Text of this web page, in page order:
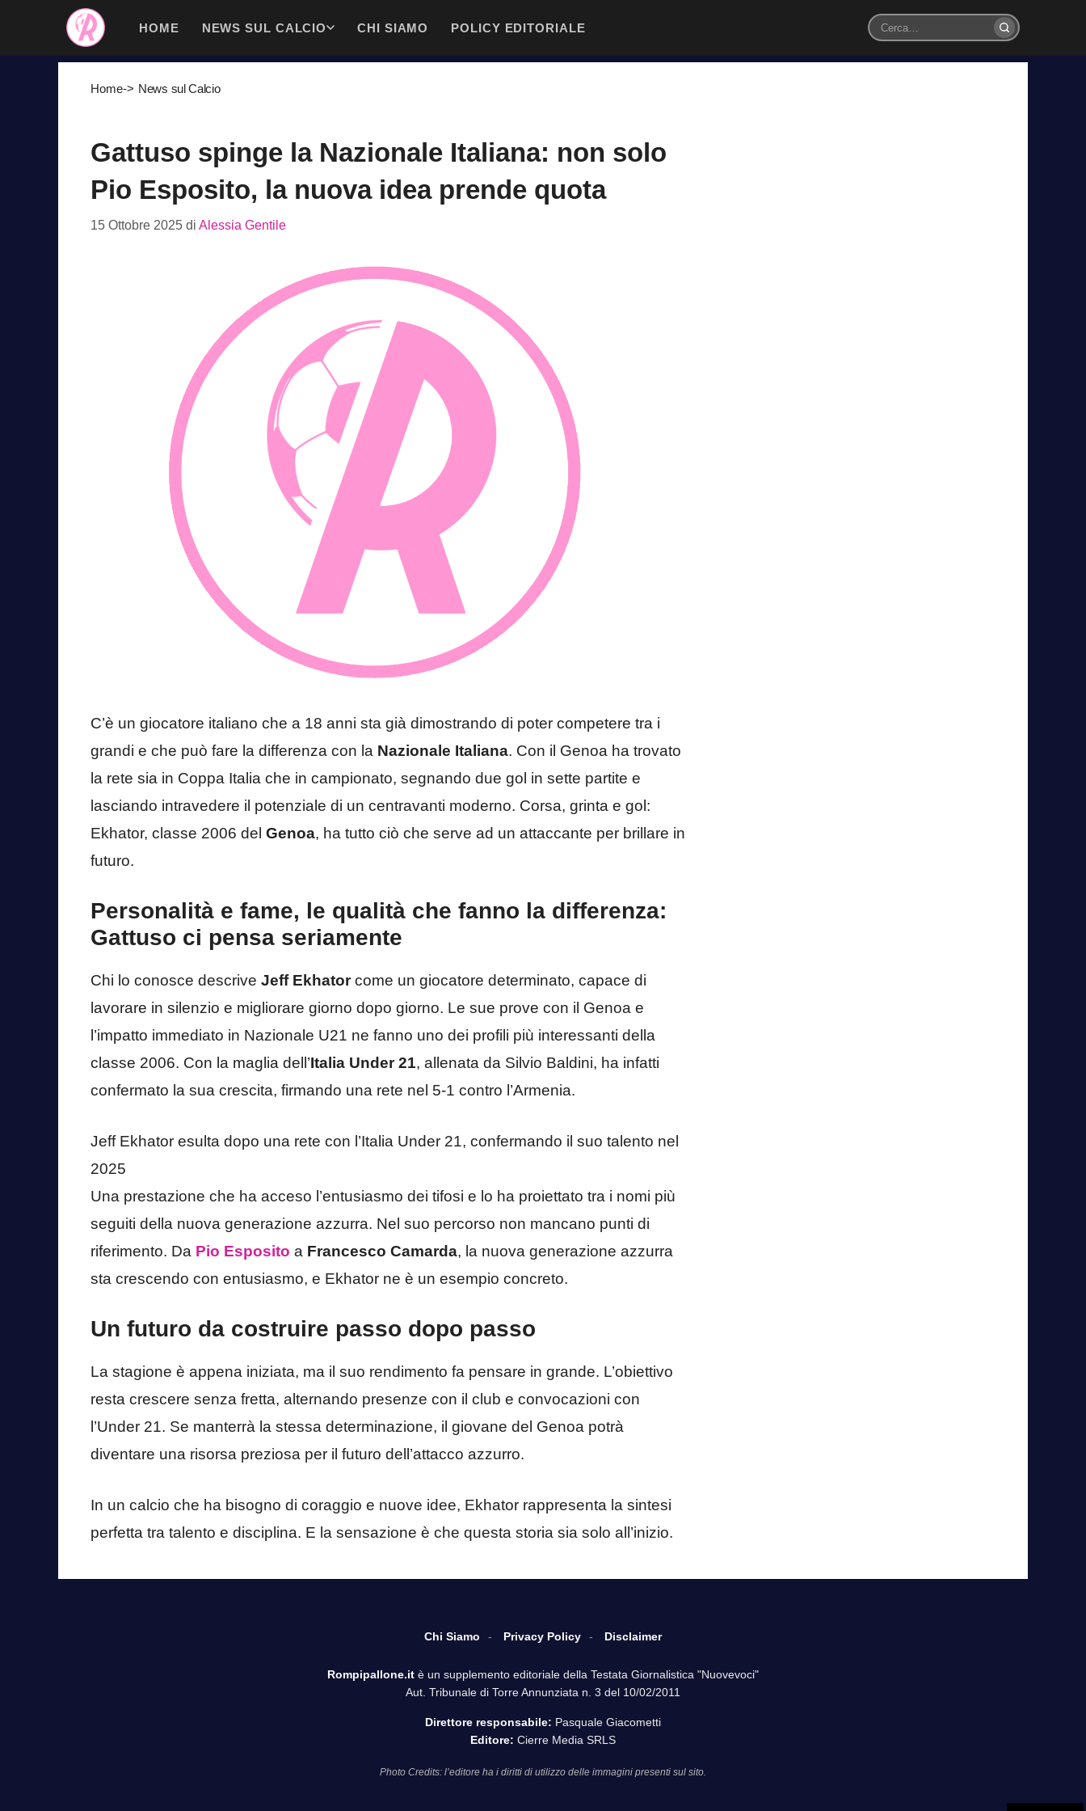
contenuto
HOME NEWS SUL CALCIO CHI SIAMO POLICY EDITORIALE
Cerca
Home-> News sul Calcio
Gattuso spinge la Nazionale Italiana: non solo
Pio Esposito, la nuova idea prende quota
15 Ottobre 2025 di Alessia Gentile
C’è un giocatore italiano che a 18 anni sta già dimostrando di poter competere tra i
grandi e che può fare la differenza con la Nazionale Italiana. Con il Genoa ha trovato
la rete sia in Coppa Italia che in campionato, segnando due gol in sette partite e
lasciando intravedere il potenziale di un centravanti moderno. Corsa, grinta e gol:
Ekhator, classe 2006 del Genoa, ha tutto ciò che serve ad un attaccante per brillare in
futuro.
Personalità e fame, le qualità che fanno la differenza:
Gattuso ci pensa seriamente
Chi lo conosce descrive Jeff Ekhatorcome un giocatore determinato, capace di
lavorare in silenzio e migliorare giorno dopo giorno. Le sue prove con il Genoa e
l’impatto immediato in Nazionale U21 ne fanno uno dei profili più interessanti della
classe 2006. Con la maglia dell’Italia Under 21, allenata da Silvio Baldini, ha infatti
confermato la sua crescita, firmando una rete nel 5-1 contro l’Armenia.
Jeff Ekhator esulta dopo una rete con l’Italia Under 21, confermando il suo talento nel
2025
Una prestazione che ha acceso l’entusiasmo dei tifosi e lo ha proiettato tra i nomi più
seguiti della nuova generazione azzurra. Nel suo percorso non mancano punti di
riferimento. Da Pio Esposito a Francesco Camarda, la nuova generazione azzurra
sta crescendo con entusiasmo, e Ekhator ne è un esempio concreto.
Un futuro da costruire passo dopo passo
La stagione è appena iniziata, ma il suo rendimento fa pensare in grande. L’obiettivo
resta crescere senza fretta, alternando presenze con il club e convocazioni con
l’Under 21. Se manterrà la stessa determinazione, il giovane del Genoa potrà
diventare una risorsa preziosa per il futuro dell’attacco azzurro.
In un calcio che ha bisogno di coraggio e nuove idee, Ekhator rappresenta la sintesi
perfetta tra talento e disciplina. E la sensazione è che questa storia sia solo all’inizio.
Chi Siamo Privacy Policy Disclaimer
Rompipallone.it è un supplemento editoriale della Testata Giornalistica "Nuovevoci"
Aut. Tribunale di Torre Annunziata n. 3 del 10/02/2011
Direttore responsabile: Pasquale Giacometti
Editore: Cierre Media SRLS
Photo Credits: l’editore ha i diritti di utilizzo delle immagini presenti sul sito.